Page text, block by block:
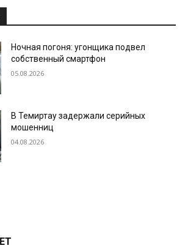
Ночная погоня: угонщика подвел
собственный смартфон
05.08.2026
В Темиртау задержали серийных
мошенниц
04.08.2026